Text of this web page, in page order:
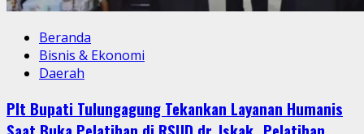
Beranda
Bisnis & Ekonomi
Daerah
Plt Bupati Tulungagung Tekankan Layanan Humanis